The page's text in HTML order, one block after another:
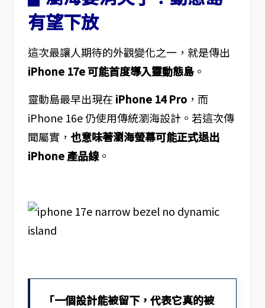
有望下放
這次最讓人期待的外觀變化之一，就是傳出
iPhone 17e 可能首度導入靈動態島。
靈動島最早出現在 iPhone 14 Pro，而
iPhone 16e 仍使用傳統瀏海設計。若這次傳
聞屬實， 也意味著瀏海螢幕可能正式退出
iPhone 產品線。
「一個設計能被留下，代表它真的被